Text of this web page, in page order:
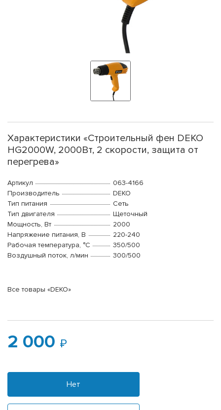
Характеристики «Строительный фен DEKO
HG2000W, 2000Вт, 2 скорости, защита от
перегрева»
Артикул
063-4166
Производитель
DEKO
Тип питания
Сеть
Тип двигателя
Щеточный
Мощность, Вт
2000
Напряжение питания, В
220-240
Рабочая температура, °С
350/500
Воздушный поток, л/мин
300/500
Все товары «DEKO»
2 000
Нет